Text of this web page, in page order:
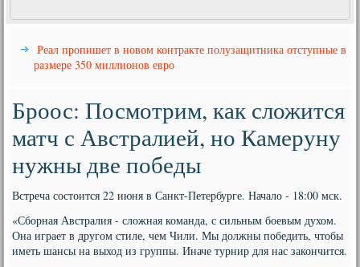
Реал пропишет в новом контракте полузащитника отступные в
размере 350 миллионов евро
Броос: Посмотрим, как сложится
матч с Австралией, но Камеруну
нужны две победы
Встреча состоится 22 июня в Санкт-Петербурге. Начало - 18:00 мск.
«Сборная Австралия - сложная команда, с сильным боевым духом.
Она играет в другом стиле, чем Чили. Мы должны победить, чтобы
иметь шансы на выход из группы. Иначе турнир для нас закончится.